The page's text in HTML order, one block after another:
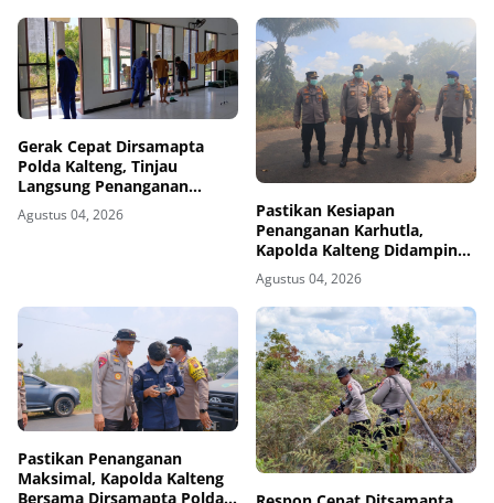
Gerak Cepat Dirsamapta
Polda Kalteng, Tinjau
Langsung Penanganan
Karhutla
Agustus 04, 2026
Pastikan Kesiapan
Penanganan Karhutla,
Kapolda Kalteng Didampingi
Dirsamapta Beserta PJU
Polda Kalteng Tinjau Titik
Api dan Pos Satgas di
Kotawaringin Timur
Agustus 04, 2026
Pastikan Penanganan
Maksimal, Kapolda Kalteng
Bersama Dirsamapta Polda